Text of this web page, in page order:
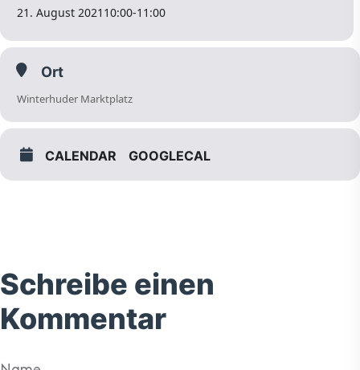
21. August 2021 10:00-11:00
Ort
Winterhuder Marktplatz
CALENDAR GOOGLECAL
Schreibe einen
Kommentar